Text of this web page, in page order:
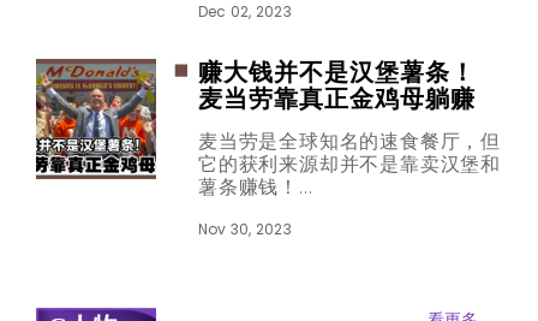
Dec 02, 2023
赚大钱并不是汉堡薯条！
麦当劳靠真正金鸡母躺赚
麦当劳是全球知名的速食餐厅，但
它的获利来源却并不是靠卖汉堡和
薯条赚钱！
Nov 30, 2023